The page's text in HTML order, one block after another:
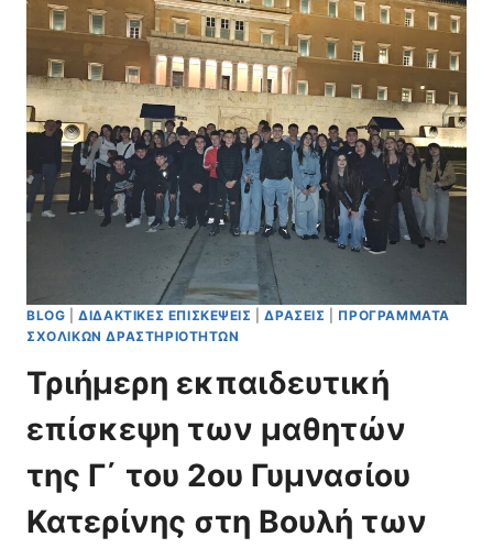
ΑΝΑΝΈΩΣΗΣ
ΕΓΓΡΑΦΉΣ
ΕΤΕΓΓΡΑΦΉΣ Μ
ΑΘΗΤΏΝ/Τ
ΡΙΏΝ Σ
Ε Γ
Ε.Λ., Ε
ΠΑ.Λ. Κ
ΑΙ Π
.ΕΠΑ.Λ., Γ
ΧΟΛΙΚΌ Έ
ΤΟΣ 2
027»
BLOG |ΔΙΔΑΚΤΙΚΈΣ ΕΠΙΣΚΈΨΕΙΣ |ΔΡΆΣΕΙΣ
ΠΡΟΓΡΆΜΜΑΤΑ
ΣΧΟΛΙΚΏΝ ΔΡΑΣΤΗΡΙΟΤΉΤΩΝ
Τριήμερη εκπαιδευτική
επίσκεψη των μαθητών
της Γ΄ του 2ου Γυμνασίου
Κατερίνης στη Βουλή των